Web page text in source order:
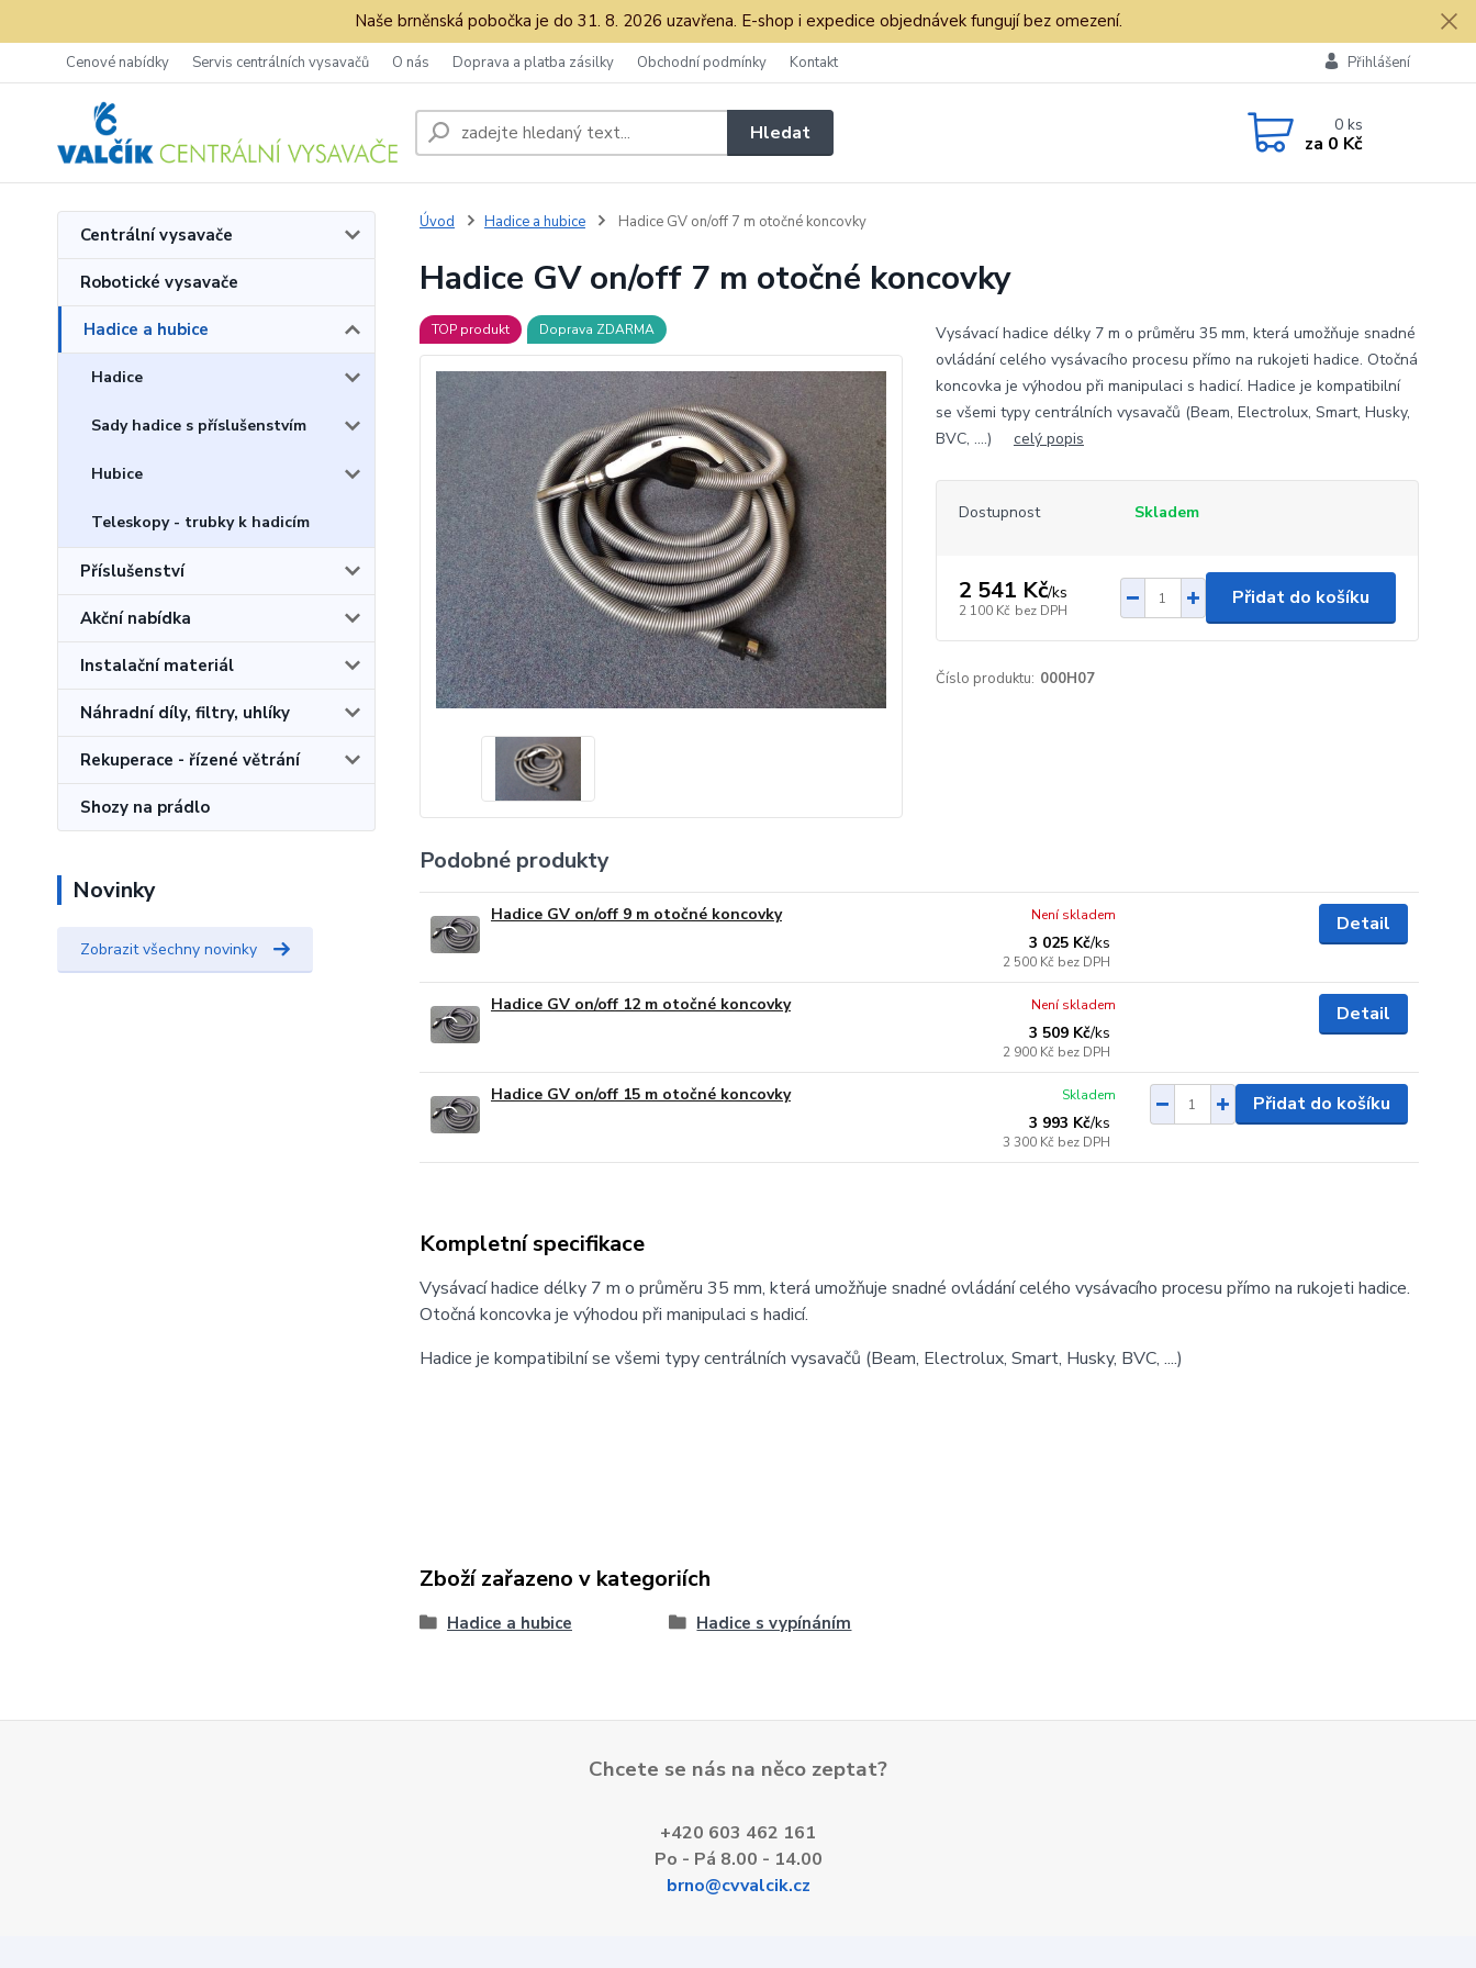
Naše brněnská pobočka je do 31. 8. 2026 uzavřena. E-shop i expedice objednávek fungují bez omezení.
Cenové nabídky Servis centrálních vysavačů O nás Doprava a platba zásilky Obchodní podmínky Kontakt Přihlášení
Hledat 0ks
za 0 Kč
Centrální vysavače
Robotické vysavače
Hadice a hubice
Hadice
Sady hadice s příslušenstvím
Hubice
Teleskopy - trubky k hadicím
Příslušenství
Akční nabídka
Instalační materiál
Náhradní díly, filtry, uhlíky
Rekuperace - řízené větrání
Shozy na prádlo
Novinky
Zobrazit všechny novinky
Úvod Hadice a hubice Hadice GV on/off 7 m otočné koncovky
Hadice GV on/off 7 m otočné koncovky
TOP produkt Doprava ZDARMA
Vysávací hadice délky 7 m o průměru 35 mm, která umožňuje snadné
ovládání celého vysávacího procesu přímo na rukojeti hadice. Otočná
koncovka je výhodou při manipulaci s hadicí. Hadice je kompatibilní
se všemi typy centrálních vysavačů (Beam, Electrolux, Smart, Husky,
BVC, ....) celý popis
Dostupnost Skladem
2 541 Kč/ks
2 100 Kč bez DPH
Přidat do košíku
Číslo produktu: 000H07
Podobné produkty
Hadice GV on/off 9 m otočné koncovky
3 025 Kč/ks
2 500 Kč bez DPH
Není skladem Detail
Hadice GV on/off 12 m otočné koncovky
3 509 Kč/ks
2 900 Kč bez DPH
Není skladem Detail
Hadice GV on/off 15 m otočné koncovky
3 993 Kč/ks
3 300 Kč bez DPH
Skladem Přidat do košíku
Kompletní specifikace
Vysávací hadice délky 7 m o průměru 35 mm, která umožňuje snadné ovládání celého vysávacího procesu přímo na rukojeti hadice.
Otočná koncovka je výhodou při manipulaci s hadicí.
Hadice je kompatibilní se všemi typy centrálních vysavačů (Beam, Electrolux, Smart, Husky, BVC, ....)
Zboží zařazeno v kategoriích
Hadice a hubice Hadice s vypínáním
Chcete se nás na něco zeptat?
+420 603 462 161
Po - Pá 8.00 - 14.00
brno@cvvalcik.cz